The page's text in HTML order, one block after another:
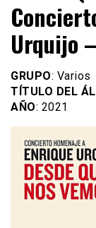
Urquijo
GRUPO: Varios
TÍTULO DEL
AÑO: 2021